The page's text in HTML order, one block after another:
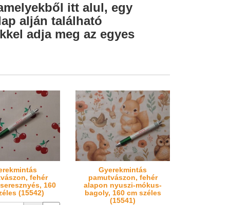
itt alul, egy
alján található
adja meg az egyes
fehér
160
(15542)
Gyerekmintás
pamutvászon, fehér
alapon nyuszi-mókus-
bagoly, 160 cm széles
(15541)